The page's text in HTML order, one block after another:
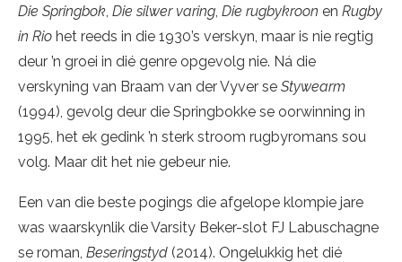
Die Springbok, Die silwer varing, Die rugbykroon en Rugby
in Rio het reeds in die 1930’s verskyn, maar is nie regtig
deur ’n groei in dié genre opgevolg nie. Ná die
verskyning van Braam van der Vyver se Stywearm
(1994), gevolg deur die Springbokke se oorwinning in
1995, het ek gedink ’n sterk stroom rugbyromans sou
volg. Maar dit het nie gebeur nie.
Een van die beste pogings die afgelope klompie jare
was waarskynlik die Varsity Beker-slot FJ Labuschagne
se roman, Beseringstyd (2014). Ongelukkig het dié